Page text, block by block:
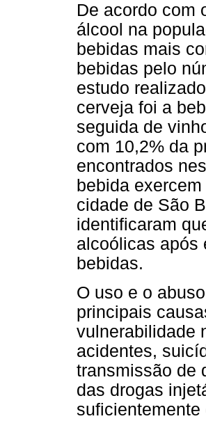
De acordo com
álcool na
bebidas mais
bebidas pelo
estudo
cerveja foi a
seguida de
com 10,2% da
encontrados
bebida
cidade de São
identificaram
alcoólicas após
bebidas.
O uso e o
principais
vulnerabilidade
acidentes,
transmissão de
das drogas